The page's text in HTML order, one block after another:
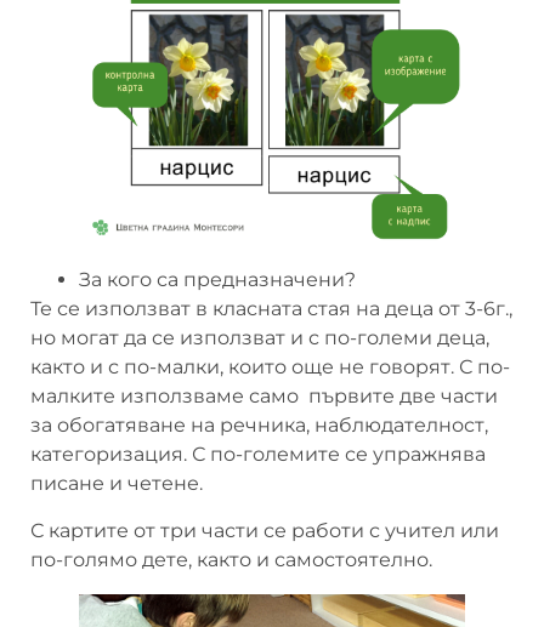
За кого са предназначени?
Те се използват в класната стая на деца от 3-6г.,
но могат да се използват и с по-големи деца,
както и с по-малки, които още не говорят. С по-
малките използваме само първите две части
за обогатяване на речника, наблюдателност,
категоризация. С по-големите се упражнява
писане и четене.
С картите от три части се работи с учител или
по-голямо дете, както и самостоятелно.